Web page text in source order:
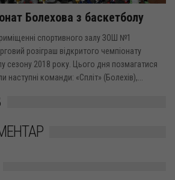
Болехова з баскетболу
спортивного залу ЗОШ №1
розіграш відкритого чемпіонату
сезону 2018 року. Цього дня позмагатися
наступні команди: «Спліт» (Болехів),...